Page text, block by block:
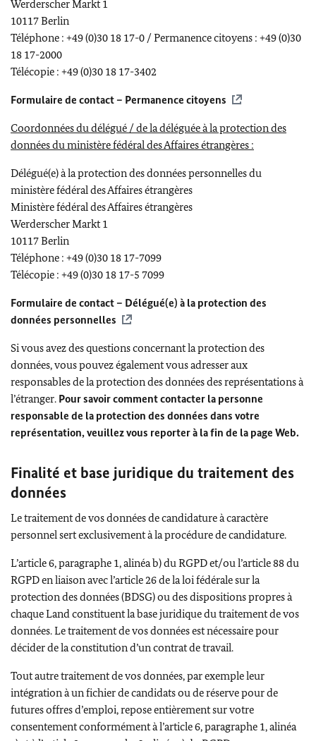
Werderscher Markt 1
10117 Berlin
Téléphone : +49 (0)30 18 17-0 / Permanence citoyens : +49 (0)30
18 17-2000
Télécopie : +49 (0)30 18 17-3402
Formulaire de contact – Permanence citoyens
Coordonnées du délégué / de la déléguée à la protection des
données du ministère fédéral des Affaires étrangères :
Délégué(e) à la protection des données personnelles du
ministère fédéral des Affaires étrangères
Ministère fédéral des Affaires étrangères
Werderscher Markt 1
10117 Berlin
Téléphone : +49 (0)30 18 17-7099
Télécopie : +49 (0)30 18 17-5 7099
Formulaire de contact – Délégué(e) à la protection des
données personnelles
Si vous avez des questions concernant la protection des
données, vous pouvez également vous adresser aux
responsables de la protection des données des représentations à
l’étranger. Pour savoir comment contacter la personne
responsable de la protection des données dans votre
représentation, veuillez vous reporter à la fin de la page Web.
Finalité et base juridique du traitement des
données
Le traitement de vos données de candidature à caractère
personnel sert exclusivement à la procédure de candidature.
L’article 6, paragraphe 1, alinéa b) du RGPD et/ou l’article 88 du
RGPD en liaison avec l’article 26 de la loi fédérale sur la
protection des données (BDSG) ou des dispositions propres à
chaque Land constituent la base juridique du traitement de vos
données. Le traitement de vos données est nécessaire pour
décider de la constitution d’un contrat de travail.
Tout autre traitement de vos données, par exemple leur
intégration à un fichier de candidats ou de réserve pour de
futures offres d’emploi, repose entièrement sur votre
consentement conformément à l’article 6, paragraphe 1, alinéa